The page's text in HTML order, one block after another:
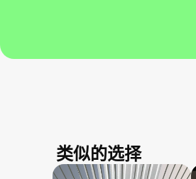
类似的选择